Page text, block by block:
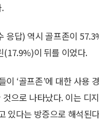
응답) 역시 골프존이
이 뒤를 이었다.
이 ‘골프존’에 대한 사용
으로 나타났다. 이는 디
있다는 방증으로 해석된